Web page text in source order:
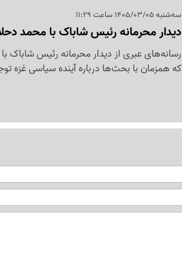
سه‌شنبه 1405/03/05 ساعت 11:29
دیدار محرمانه رئیس شاباک با محمد
رسانه‌های عبری از دیدار محرمانه رئیس شاباک
که همزمان با بحث‌ها درباره آینده سیاسی غزه